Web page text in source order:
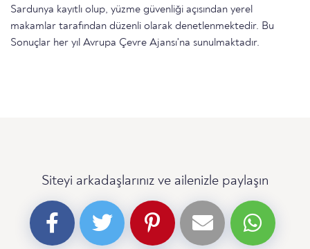
Sardunya kayıtlı olup, yüzme güvenliği açısından yerel
makamlar tarafından düzenli olarak denetlenmektedir. Bu
Sonuçlar her yıl Avrupa Çevre Ajansı'na sunulmaktadır.
Siteyi arkadaşlarınız ve ailenizle paylaşın